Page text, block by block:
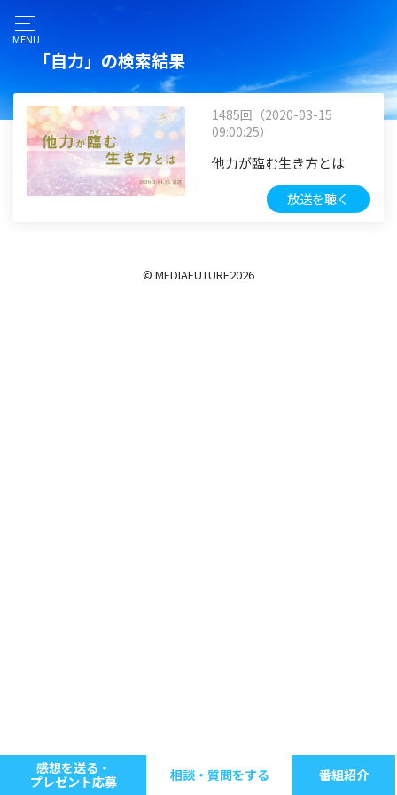
MENU
「自力」の検索結果
1485回（2020-03-15
09:00:25）
他力が臨む生き方とは
放送を聴く
© MEDIAFUTURE2026
感想を送る・
プレゼント応募
相談・質問をする 番組紹介